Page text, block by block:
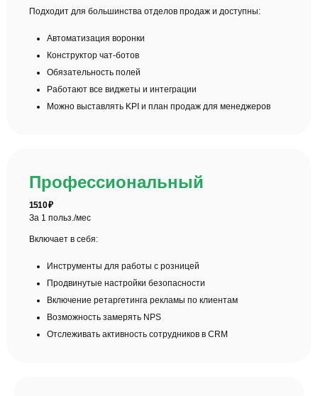
Подходит для большинства отделов продаж и доступны:
Автоматизация воронки
Конструктор чат-ботов
Обязательность полей
Работают все виджеты и интеграции
Можно выставлять KPI и план продаж для менеджеров
Профессиональный
1510₽
За 1 польз./мес
Включает в себя:
Инструменты для работы с розницей
Продвинутые настройки безопасности
Включение ретаргетинга рекламы по клиентам
Возможность замерять NPS
Отслеживать активность сотрудников в CRM